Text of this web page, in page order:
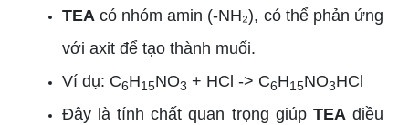
TEAcó nhóm amin (-NH₂), có thể phản ứng
với axit để tạo thành muối.
Ví dụ: C6H15NO3 + HCl -> C6H15NO3HCl
Đây là tính chất quan trọng giúpTEA điều